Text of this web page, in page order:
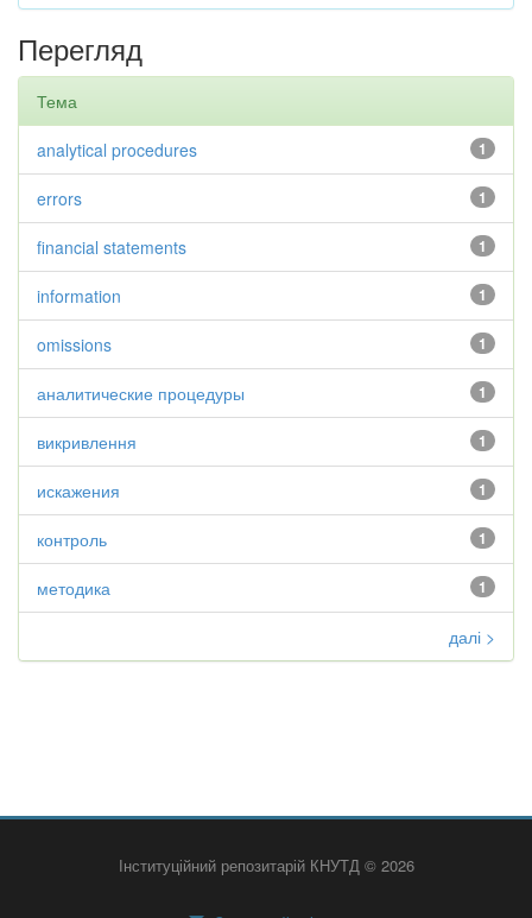
Перегляд
Тема
1
analytical procedures
1
errors
1
financial statements
1
information
1
omissions
1
аналитические процедуры
1
викривлення
1
искажения
1
контроль
1
методика
далі >
Інституційний репозитарій КНУТД © 2026